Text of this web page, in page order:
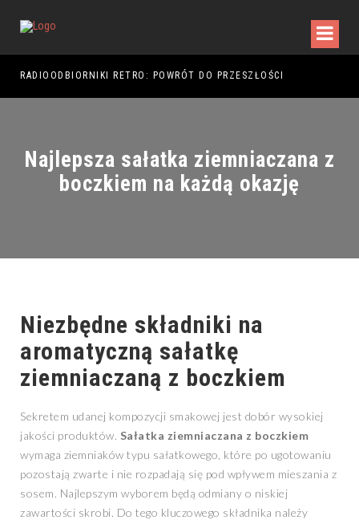
RADIOODBIORNIKI RETRO: POWRÓT DO PRZESZŁOŚCI
Najlepsza sałatka ziemniaczana z
boczkiem na każdą okazję
Niezbędne składniki na
aromatyczną sałatkę
ziemniaczaną z boczkiem
Sekretem udanej kompozycji smakowej jest dobór wysokiej
jakości produktów. Sałatka ziemniaczana z boczkiem
wymaga ziemniaków typu sałatkowego, które po ugotowaniu
pozostają zwarte i nie rozpadają się pod wpływem mieszania z
sosem. Najlepszym wyborem będą odmiany o niskiej
zawartości skrobi. Do tego kluczowego składnika należy